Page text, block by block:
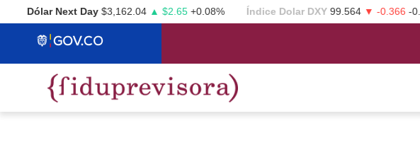
Dólar Next Day $3,162.04 ▲ $2.65 +0.08% Índice Dolar DXY 99.564 ▼ -0.366-